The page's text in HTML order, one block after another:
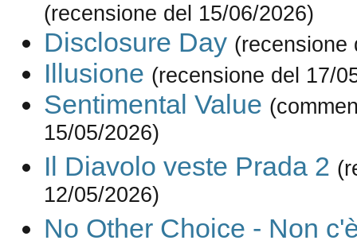
(recensione del 15/06/2026)
Disclosure Day (recensione
Illusione (recensione del 17/
Sentimental Value
15/05/2026)
Il Diavolo veste Prada 2
12/05/2026)
No Other Choice - Non